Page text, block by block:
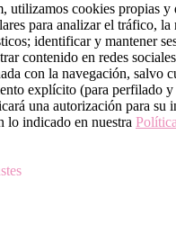
utilizamos cookies propias y
para analizar el tráfico,
identificar y mantener
contenido en redes
con la navegación, salvo
explícito (para perfilado y
una autorización para su
lo indicado en nuestra